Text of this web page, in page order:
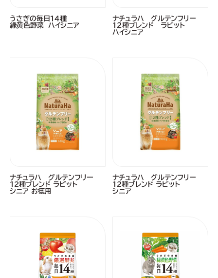
うさぎの毎日１４種
緑黄色野菜 ハイシニア
ナチュラハ グルテンフリー
１２種ブレンド ラビット
ハイシニア
ナチュラハ グルテンフリー
12種ブレンド ラビット
シニア お徳用
ナチュラハ グルテンフリー
12種ブレンド ラビット
シニア